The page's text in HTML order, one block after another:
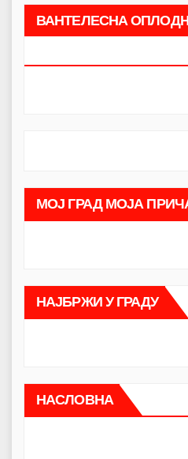
ВАНТЕЛЕСНА
МОЈ ГРАД МОЈА
НАЈБРЖИ У ГРАДУ
НАСЛОВНА